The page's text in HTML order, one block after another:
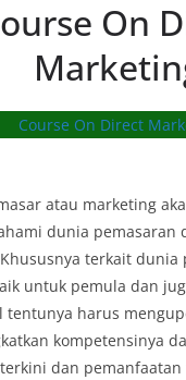
On
atau marketing
dunia pemasaran
terkait dunia
untuk pemula dan
tentunya harus
kompetensinya
dan